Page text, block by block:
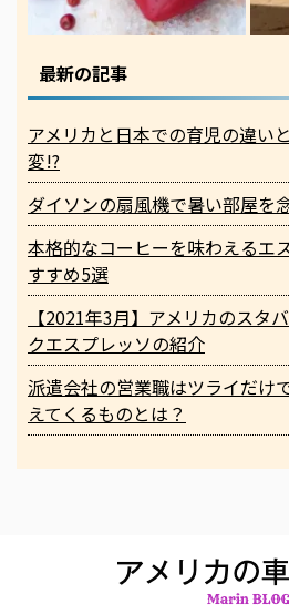
最新の記事
アメリカと日本での育児の違い
変!?
ダイソンの扇風機で暑い部屋を
本格的なコーヒーを味わえるエ
すすめ5選
【2021年3月】アメリカのスタ
クエスプレッソの紹介
派遣会社の営業職はツライだけ
えてくるものとは？